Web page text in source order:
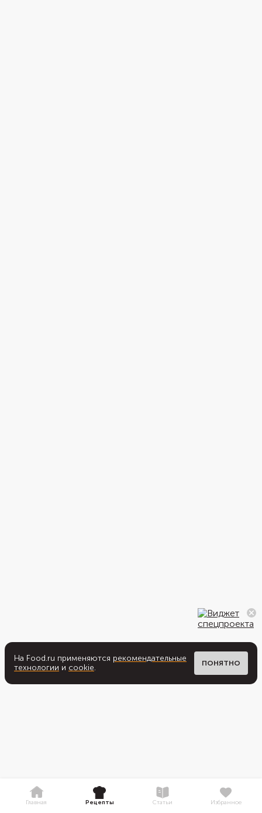
На Food.ru применяются рекомендательные
технологии и cookie. ПОНЯТНО
Главная Рецепты Статьи Избранное